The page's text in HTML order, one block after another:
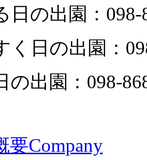
日の出園： 098-
く日の出園：
の出園： 098-
要Company